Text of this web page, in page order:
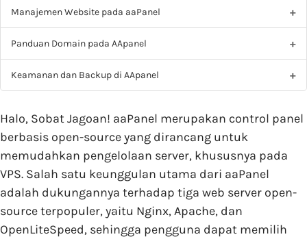
Manajemen Website pada aaPanel
Panduan Domain pada AApanel
Keamanan dan Backup di AApanel
Halo, Sobat Jagoan! aaPanel merupakan control panel
berbasis open-source yang dirancang untuk
memudahkan pengelolaan server, khususnya pada
VPS. Salah satu keunggulan utama dari aaPanel
adalah dukungannya terhadap tiga web server open-
source terpopuler, yaitu Nginx, Apache, dan
OpenLiteSpeed, sehingga pengguna dapat memilih